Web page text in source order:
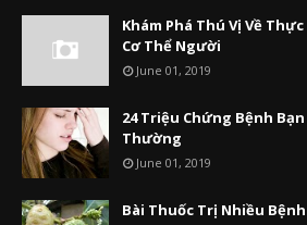
Khám Phá Thú Vị Về
Cơ Thể Người
June 01, 2019
24 Triệu Chứng Bệnh
Thường
June 01, 2019
Bài Thuốc Trị Nhiều